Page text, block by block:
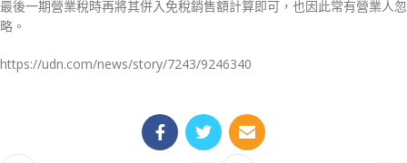
最後一期營業稅時再將其併入免稅銷售額計算即可，也因此常有營業人忽
略。
https://udn.com/news/story/7243/9246340